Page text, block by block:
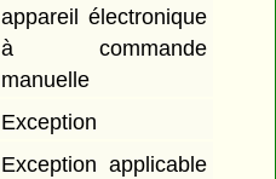
appareil électronique
à commande
manuelle
Exception
Exception applicable